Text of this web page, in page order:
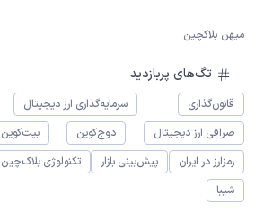
میهن بلاکچین
تگ‌های پربازدید
قانون‌گذاری سرمایه‌گذاری ارز دیجیتال
صرافی ارز دیجیتال
دوج‌کوین بیت‌کوین
رمزارز در ایران
پیش‌بینی بازار تکنولوژی بلاک‌چین
شیبا